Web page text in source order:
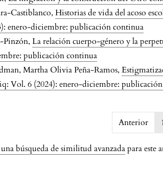
Castiblanco,Historias de vida del acoso
enero-diciembre: publicación continua
Pinzón,La relación cuerpo-género y la
publicación continua
Martha Olivia Peña-Ramos,
Vol. 6 (2024): enero-diciembre:
Anterior
búsqueda de similitud avanzadapara este